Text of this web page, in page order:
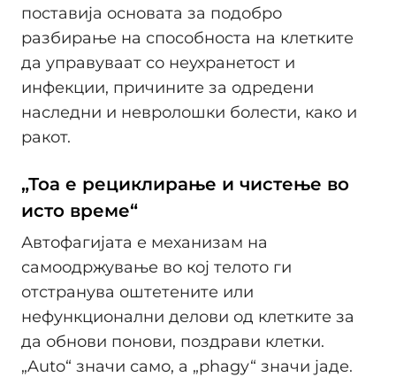
поставија основата за подобро
разбирање на способноста на клетките
да управуваат со неухранетост и
инфекции, причините за одредени
наследни и невролошки болести, како и
ракот.
„Тоа е рециклирање и чистење во
исто време“
Автофагијата е механизам на
самоодржување во кој телото ги
отстранува оштетените или
нефункционални делови од клетките за
да обнови понови, поздрави клетки.
„Auto“ значи само, а „phagy“ значи јаде.